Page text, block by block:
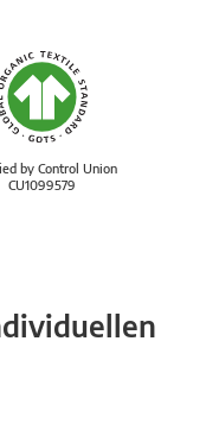
by Control Union
CU1099579